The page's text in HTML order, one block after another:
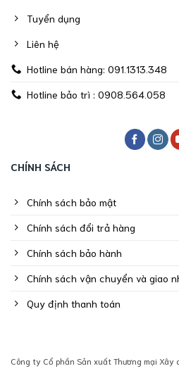
Tuyển dụng
Liên hệ
Hotline bán hàng: 091.1313.348
Hotline bảo trì : 0908.564.058
CHÍNH SÁCH
Chính sách bảo mật
Chính sách đổi trả hàng
Chính sách bảo hành
Chính sách vận chuyển và giao
Quy định thanh toán
Công ty Cổ phần Sản xuất Thương mại Xây